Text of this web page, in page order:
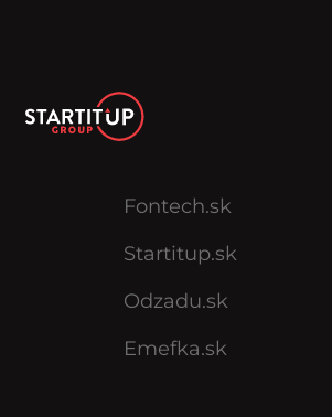
Fontech.sk
Startitup.sk
Odzadu.sk
Emefka.sk